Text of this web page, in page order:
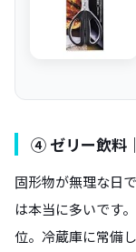
④ ゼリー飲料
固形物が無理な日
は本当に多いです
位。冷蔵庫に常備